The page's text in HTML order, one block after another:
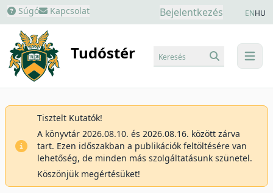
Súgó Kapcsolat Bejelentkezés ENHU
Tudóstér menu
Keresés
Tisztelt Kutatók!
A könyvtár 2026.08.10. és 2026.08.16. között zárva
tart. Ezen időszakban a publikációk feltöltésére van
lehetőség, de minden más szolgáltatásunk szünetel.
Köszönjük megértésüket!